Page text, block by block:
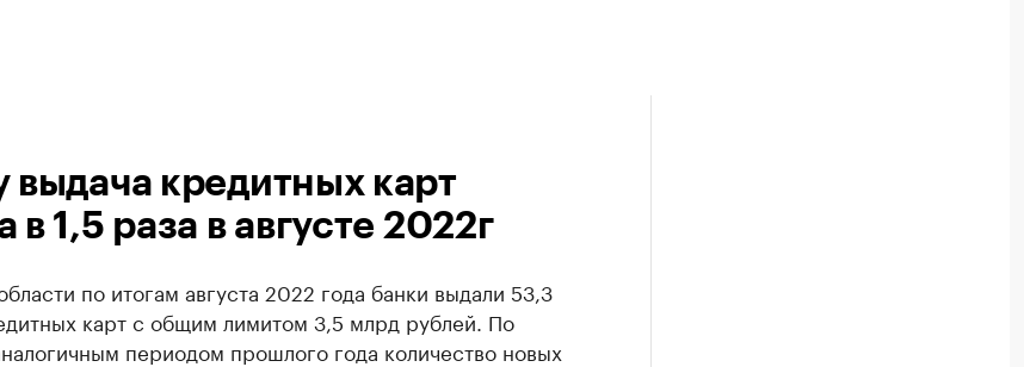
выдача кредитных карт
в 1,5 раза в августе 2022г
по итогам августа 2022 года банки выдали 53,3
карт с общим лимитом 3,5 млрд рублей. По
периодом прошлого года количество новых